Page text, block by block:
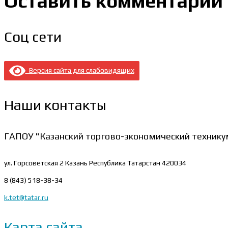
Соц сети
Версия сайта для слабовидящих
Наши контакты
ГАПОУ "Казанский торгово-экономический
ул. Горсоветская 2 Казань Республика Татарстан 420034
8 (843) 518-38-34
k.tet@tatar.ru